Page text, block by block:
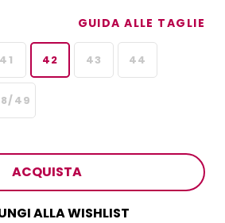
GUIDA ALLE TAGLIE
41 42 43 44
49
ACQUISTA
ALLA WISHLIST